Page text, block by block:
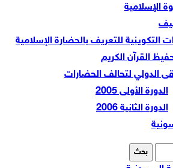
الإسلامية
التكوينية للتعريف بالحضارة الإسلامية
القرآن الكريم
الدولي لتحالف الحضارات
الدورة الأولى 2005
الدورة الثانية 2006